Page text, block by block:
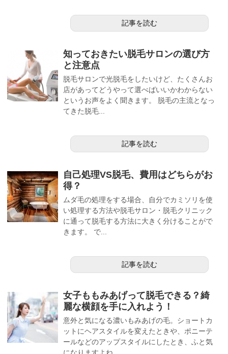
記事を読む
知っておきたい脱毛サロンの選び方
と注意点
脱毛サロンで光脱毛をしたいけど、たくさんお
店があってどうやって選べばいいかわからない
というお声をよく聞きます。 脱毛の主流となっ
てきた脱毛...
記事を読む
自己処理VS脱毛、費用はどちらがお
得？
ムダ毛の処理をする場合、自分でカミソリを使
い処理する方法や脱毛サロン・脱毛クリニック
に通って脱毛する方法に大きく分けることがで
きます。 で...
記事を読む
女子ももみあげって脱毛できる？綺
麗な横顔を手に入れよう！
意外と気になる濃いもみあげの毛。ショートカ
ットにヘアスタイルを変えたときや、ポニーテ
ールなどのアップスタイルにしたとき、ふと気